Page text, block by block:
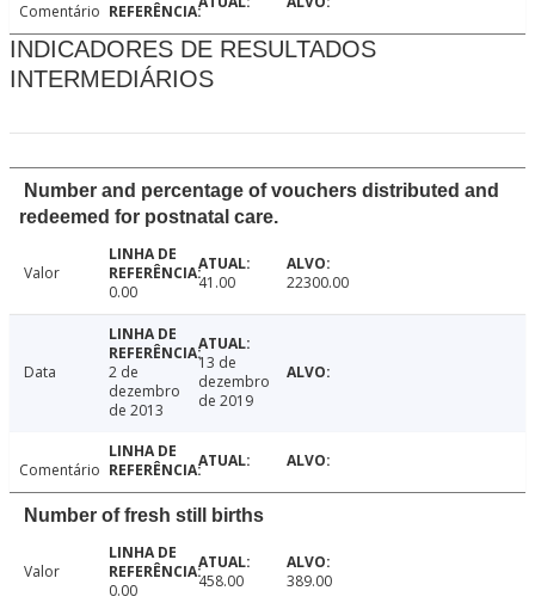
Comentário
INDICADORES DE RESULTADOS
INTERMEDIÁRIOS
Number and percentage of vouchers distributed and
redeemed for postnatal care.
Valor
0.00
41.00 22300.00
Data
2 de
dezembro
de 2013
13 de
dezembro
de 2019
Comentário
Number of fresh still births
Valor
0.00
458.00 389.00